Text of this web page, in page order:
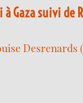
Gaza suivi de
Desrenards